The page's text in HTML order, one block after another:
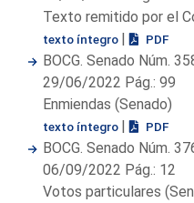
Texto remitido por el
texto íntegro | PDF
BOCG. Senado Núm.
29/06/2022 Pág.: 99
Enmiendas (Senado)
texto íntegro | PDF
BOCG. Senado Núm.
06/09/2022 Pág.: 12
Votos particulares